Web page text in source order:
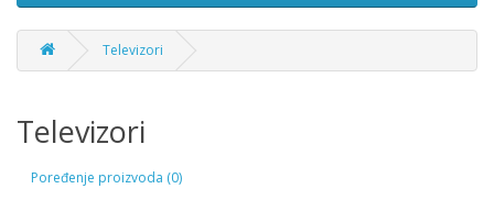
Televizori
Televizori
Poređenje proizvoda (0)